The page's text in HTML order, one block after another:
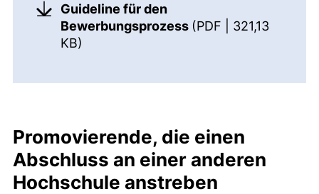
Guideline für den
Bewerbungsprozess (PDF | 321,13
KB)
Promovierende, die einen
Abschluss an einer anderen
Hochschule anstreben